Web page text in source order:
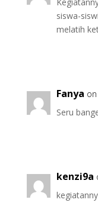
siswa-
melatih
Fanya
Seru
kenzi9a